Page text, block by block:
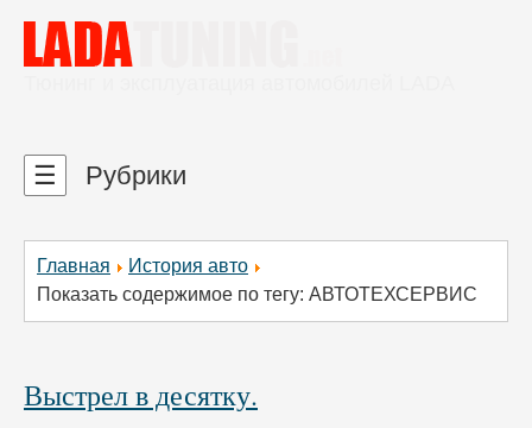
Главная
История авто
Показать содержимое по тегу: АВТОТЕХСЕРВИС
Выстрел в десятку.
☰ Рубрики